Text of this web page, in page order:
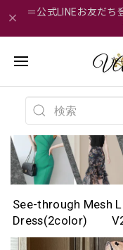
＝公式LINEお友だち
See-through Mesh
Dress(2color)